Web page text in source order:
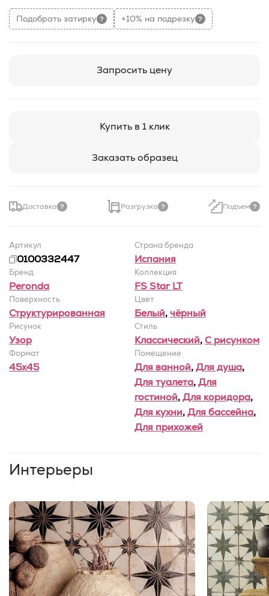
Подобрать затирку +10% на подрезку
Запросить цену
Купить в 1 клик
Заказать образец
Доставка Разгрузка Подъем
Артикул
0100332447
Страна бренда
Испания
Бренд
Peronda
Коллекция
FS Star LT
Поверхность
Структурированная
Цвет
Белый,чёрный
Рисунок
Узор
Стиль
Классический,С рисунком
Формат
45x45
Помещение
Для ванной,Для душа,
Для туалета,Для
гостиной,Для коридора,
Для кухни,Для бассейна,
Для прихожей
Интерьеры